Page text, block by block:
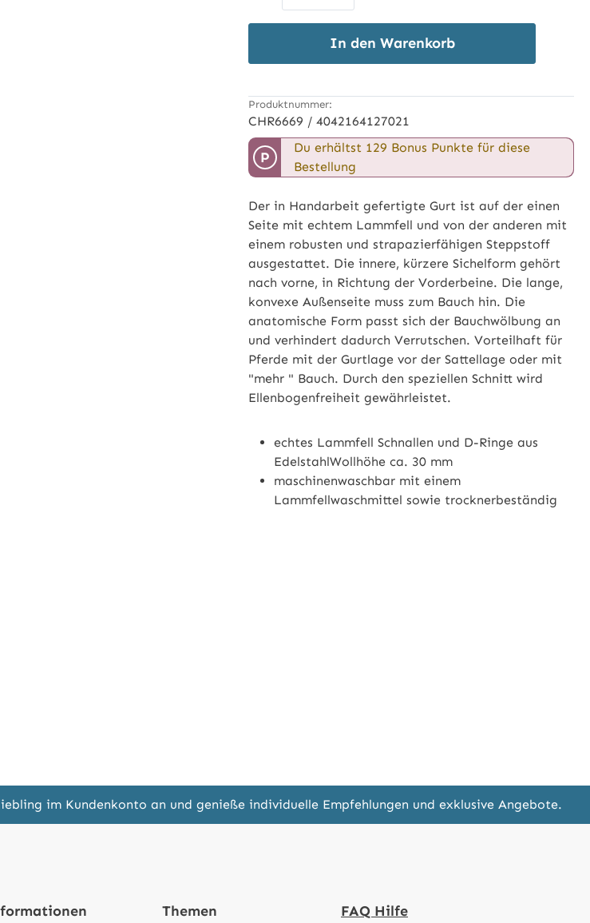
In den Warenkorb
Produktnummer:
CHR6669 / 4042164127021
P
Du erhältst 129 Bonus Punkte für diese
Bestellung
Der in Handarbeit gefertigte Gurt ist auf der einen
Seite mit echtem Lammfell und von der anderen mit
einem robusten und strapazierfähigen Steppstoff
ausgestattet. Die innere, kürzere Sichelform gehört
nach vorne, in Richtung der Vorderbeine. Die lange,
konvexe Außenseite muss zum Bauch hin. Die
anatomische Form passt sich der Bauchwölbung an
und verhindert dadurch Verrutschen. Vorteilhaft für
Pferde mit der Gurtlage vor der Sattellage oder mit
"mehr " Bauch. Durch den speziellen Schnitt wird
Ellenbogenfreiheit gewährleistet.
echtes Lammfell Schnallen und D-Ringe aus
EdelstahlWollhöhe ca. 30 mm
maschinenwaschbar mit einem
Lammfellwaschmittel sowie trocknerbeständig
im Kundenkonto an und genieße individuelle Empfehlungen und exklusive Angebote.
Themen FAQ Hilfe